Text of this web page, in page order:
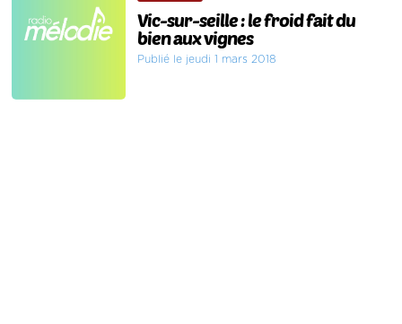
Vic-sur-seille : le froid fait du
bien aux vignes
Publié le jeudi 1 mars 2018